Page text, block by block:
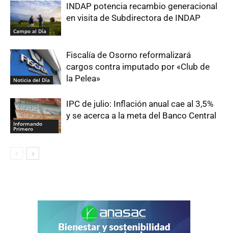
Campo al Día
INDAP potencia recambio generacional
en visita de Subdirectora de INDAP
Noticia del Día
Fiscalía de Osorno reformalizará
cargos contra imputado por «Club de
la Pelea»
Informando
Primero
IPC de julio: Inflación anual cae al 3,5%
y se acerca a la meta del Banco Central